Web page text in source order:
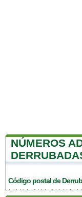
NÚMEROS
Código postal de